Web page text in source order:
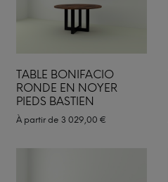
TABLE BONIFACIO
RONDE EN NOYER
PIEDS BASTIEN
À partir de 3 029,00 €